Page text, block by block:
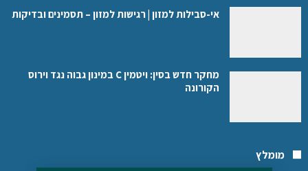
אי-סבילות למזון | רגישות למזון – תסמינים ובדיקות
מחקר חדש בסין: ויטמין C במינון גבוה נגד וירוס
הקורונה
מומלץ